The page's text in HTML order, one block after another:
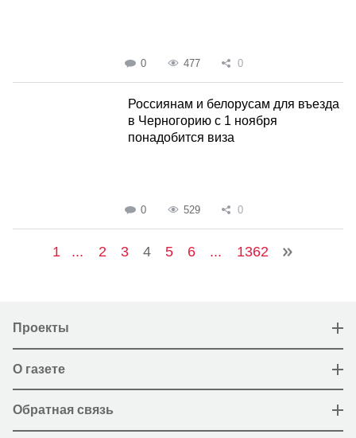
0 477 0
Россиянам и белорусам для въезда
в Черногорию с 1 ноября
понадобится виза
0 529 0
1 ... 2 3 4 5 6 ... 1362
Проекты
О газете
Обратная связь